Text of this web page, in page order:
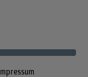
Impressum